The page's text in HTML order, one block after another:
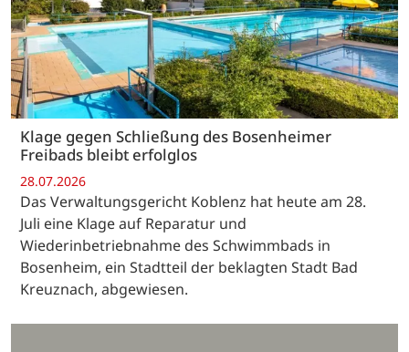
Klage gegen Schließung des Bosenheimer
Freibads bleibt erfolglos
28.07.2026
Das Verwaltungsgericht Koblenz hat heute am 28.
Juli eine Klage auf Reparatur und
Wiederinbetriebnahme des Schwimmbads in
Bosenheim, ein Stadtteil der beklagten Stadt Bad
Kreuznach, abgewiesen.